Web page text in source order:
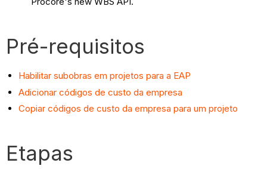
Pré-requisitos
Habilitar subobras em projetos para a EAP
Adicionar códigos de custo da empresa
Copiar códigos de custo da empresa para um projeto
Etapas